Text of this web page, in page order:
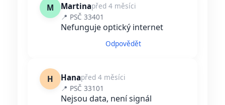
M Martinapřed 4 měsíci
📍 PSČ 33401
Nefunguje optický internet
Odpovědět
H Hanapřed 4 měsíci
📍 PSČ 33101
Nejsou data, není signál